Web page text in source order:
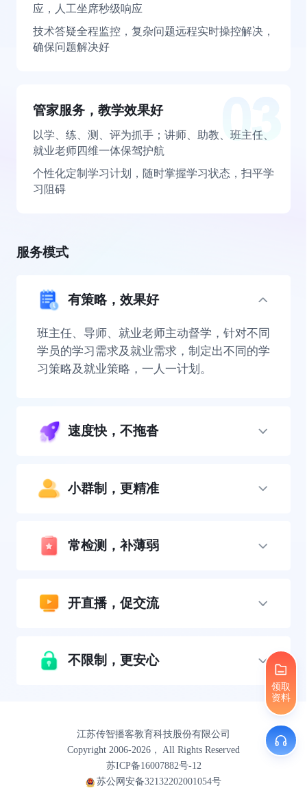
领取
资料
应，人工坐席秒级响应
技术答疑全程监控，复杂问题远程实时操控解决，
确保问题解决好
管家服务，教学效果好
以学、练、测、评为抓手；讲师、助教、班主任、
就业老师四维一体保驾护航
个性化定制学习计划，随时掌握学习状态，扫平学
习阻碍
服务模式
有策略，效果好
班主任、导师、就业老师主动督学，针对不同
学员的学习需求及就业需求，制定出不同的学
习策略及就业策略，一人一计划。
速度快，不拖沓
小群制，更精准
常检测，补薄弱
开直播，促交流
不限制，更安心
江苏传智播客教育科技股份有限公司
Copyright 2006-2026， All Rights Reserved
苏ICP备16007882号-12
苏公网安备32132202001054号